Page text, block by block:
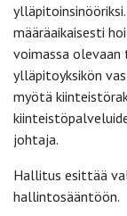
määräaikaisesti
voimassa olevaan
ylläpitoyksikön
myötä
johtaja.
Hallitus esittää
hallintosääntöön.